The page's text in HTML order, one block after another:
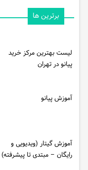
برترین ها
لیست بهترین مرکز خرید
پیانو در تهران
آموزش پیانو
آموزش گیتار (ویدیویی و
رایگان – مبتدی تا پیشرفته)